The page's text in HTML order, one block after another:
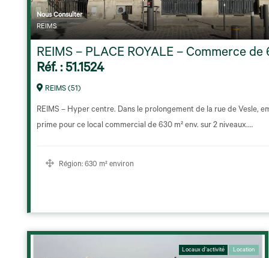
Nous Consulter
REIMS
REIMS – PLACE ROYALE – Commerce de
Réf. : 51.1524
REIMS (51)
REIMS – Hyper centre. Dans le prolongement de la rue de Vesle,
prime pour ce local commercial de 630 m² env. sur 2 niveaux.…
Région: 630 m² environ
Location
Locaux d’activité